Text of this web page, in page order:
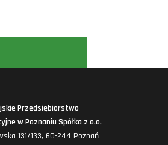
Przedsiębiorstwo
w Poznaniu Spółka z o.o.
131/133, 60-244 Poznań